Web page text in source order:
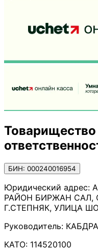
Товарищество
БИН: 000240016954
Юридический адрес:
РАЙОН БИРЖАН САЛ,
Г.СТЕПНЯК, УЛИЦА
Руководитель:
КАТО: 114520100